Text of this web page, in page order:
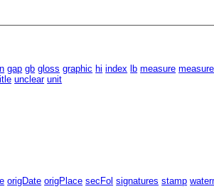
gap gb gloss graphic hi index lb measure
unclear unit
origDate origPlace secFol signatures stamp